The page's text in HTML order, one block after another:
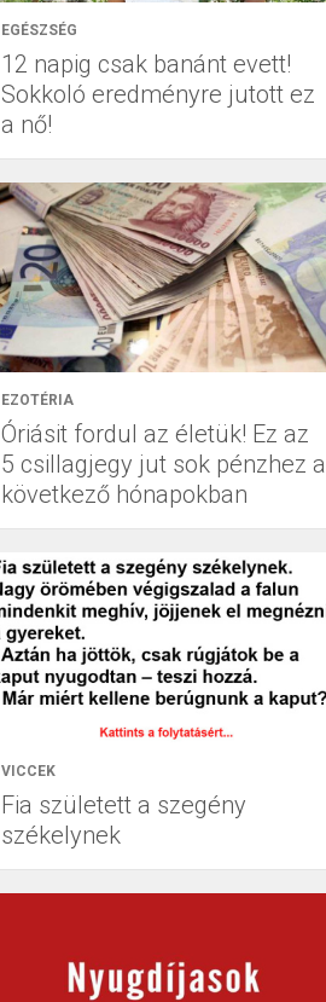
EGÉSZSÉG
12 napig csak banánt evett!
Sokkoló eredményre jutott ez
a nő!
EZOTÉRIA
Óriásit fordul az életük! Ez az
5 csillagjegy jut sok pénzhez a
következő hónapokban
VICCEK
Fia született a szegény
székelynek